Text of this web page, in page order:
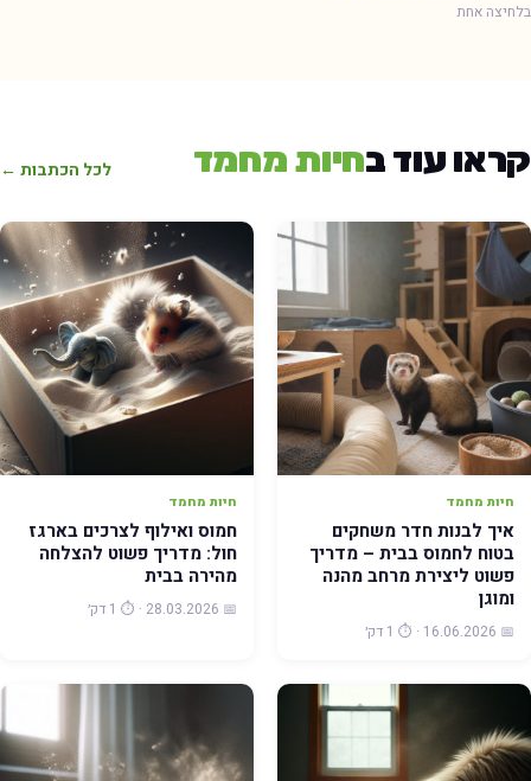
אחת
עוד בחיות מחמד לכל הכתבות ←
חיות מחמד
איך לבנות חדר משחקים
בטוח לחמוס בבית – מדריך
פשוט ליצירת מרחב מהנה
ומוגן
📅 16.06.2026 · ⏱️ 1 דק׳
חיות מחמד
חמוס ואילוף לצרכים בארגז
חול: מדריך פשוט להצלחה
מהירה בבית
📅 28.03.2026 · ⏱️ 1 דק׳